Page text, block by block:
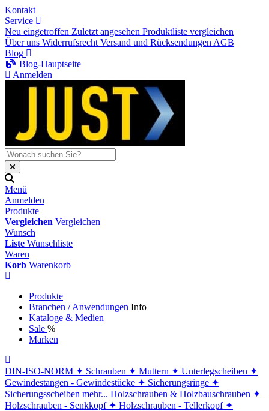
Kontakt
Service
Neu eingetroffen Zuletzt angesehen Produktliste vergleichen
Über uns Widerrufsrecht Versand und Rücksendungen AGB
Blog
Blog-Hauptseite
Anmelden
Menü
Anmelden
Produkte
Vergleichen Vergleichen
Wunsch
Liste Wunschliste
Waren
Korb Warenkorb
Produkte
Branchen / Anwendungen Info
Kataloge & Medien
Sale %
Marken
DIN-ISO-NORM ✦ Schrauben ✦ Muttern ✦ Unterlegscheiben ✦
Gewindestangen - Gewindestücke ✦ Sicherungsringe ✦
Sicherungsscheiben mehr... Holzschrauben & Holzbauschrauben ✦
Holzschrauben - Senkkopf ✦ Holzschrauben - Tellerkopf ✦